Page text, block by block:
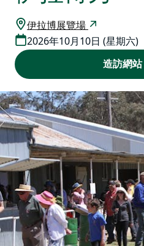
伊拉博展覽場
2026年10月10日 (星期六)
造訪網站